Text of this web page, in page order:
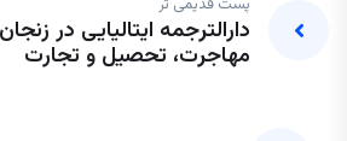
پست قدیمی تر
دارالترجمه ایتالیایی در
مهاجرت، تحصیل و تجارت